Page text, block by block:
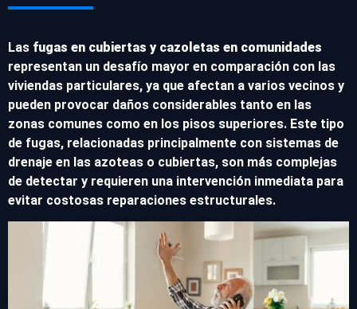
Las fugas en cubiertas y cazoletas en comunidades
representan un desafío mayor en comparación con las
viviendas particulares, ya que afectan a varios vecinos y
pueden provocar daños considerables tanto en las
zonas comunes como en los pisos superiores. Este tipo
de fugas, relacionadas principalmente con sistemas de
drenaje en las azoteas o cubiertas, son más complejas
de detectar y requieren una intervención inmediata para
evitar costosas reparaciones estructurales.